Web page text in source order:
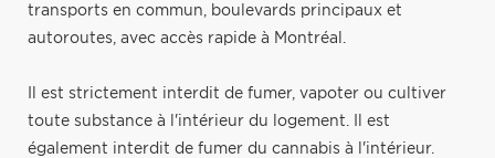
transports en commun, boulevards principaux et
autoroutes, avec accès rapide à Montréal.
Il est strictement interdit de fumer, vapoter ou cultiver
toute substance à l'intérieur du logement. Il est
également interdit de fumer du cannabis à l'intérieur.